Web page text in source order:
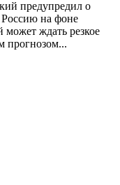
предупредил о
Россию на фоне
может ждать резкое
прогнозом...